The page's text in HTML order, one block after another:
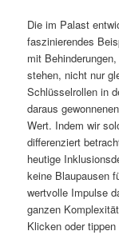
Die im Palast
faszinierendes
mit
stehen, nicht nur
Schlüsselrollen in
daraus
Wert. Indem wir
differenziert
heutige
keine Blaupausen
wertvolle Impulse
ganzen
Klicken oder